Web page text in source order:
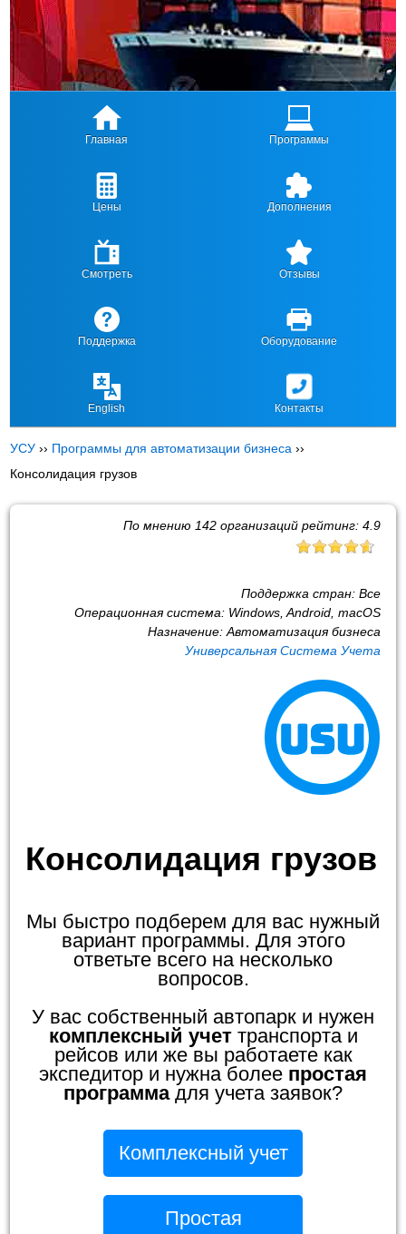
Главная Программы
Цены Дополнения
Смотреть Отзывы
Поддержка Оборудование
English Контакты
УСУ ›› Программы для автоматизации бизнеса ››
Консолидация грузов
По мнению 142организаций рейтинг: 4.9
Поддержка стран: Все
Операционная система: Windows, Android, macOS
Назначение: Автоматизация бизнеса
Универсальная Система Учета
Консолидация грузов
Мы быстро подберем для вас нужный
вариант программы. Для этого
ответьте всего на несколько
вопросов.
У вас собственный автопарк и нужен
комплексный учеттранспорта и
рейсов или же вы работаете как
экспедитор и нужна более простая
программадля учета заявок?
Комплексный учет
Простая